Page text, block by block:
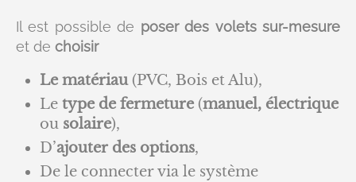
Il est possible de poser des volets sur-mesure
et de choisir
Le matériau(PVC, Bois et Alu),
Le type de fermeture (manuel, électrique
ou solaire),
D’ajouter des options,
De le connecter via le système